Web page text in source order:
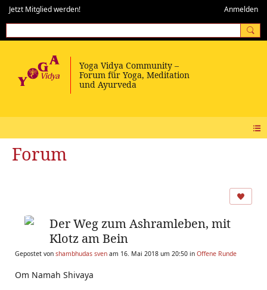
Jetzt Mitglied werden! Anmelden
Forum
Der Weg zum Ashramleben, mit
Klotz am Bein
Gepostet von shambhudas sven am 16. Mai 2018 um 20:50 in Offene Runde
Om Namah Shivaya